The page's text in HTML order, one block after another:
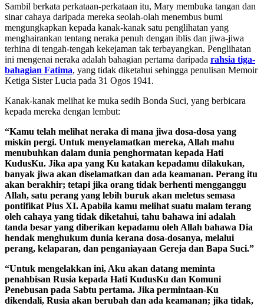
Sambil berkata perkataan-perkataan itu, Mary membuka tangan dan
sinar cahaya daripada mereka seolah-olah menembus bumi
mengungkapkan kepada kanak-kanak satu penglihatan yang
menghairankan tentang neraka penuh dengan iblis dan jiwa-jiwa
terhina di tengah-tengah kekejaman tak terbayangkan. Penglihatan
ini mengenai neraka adalah bahagian pertama daripada rahsia tiga-
bahagian Fatima, yang tidak diketahui sehingga penulisan Memoir
Ketiga Sister Lucia pada 31 Ogos 1941.
Kanak-kanak melihat ke muka sedih Bonda Suci, yang berbicara
kepada mereka dengan lembut:
“Kamu telah melihat neraka di mana jiwa dosa-dosa yang
miskin pergi. Untuk menyelamatkan mereka, Allah mahu
menubuhkan dalam dunia penghormatan kepada Hati
KudusKu. Jika apa yang Ku katakan kepadamu dilakukan,
banyak jiwa akan diselamatkan dan ada keamanan. Perang itu
akan berakhir; tetapi jika orang tidak berhenti mengganggu
Allah, satu perang yang lebih buruk akan meletus semasa
pontifikat Pius XI. Apabila kamu melihat suatu malam terang
oleh cahaya yang tidak diketahui, tahu bahawa ini adalah
tanda besar yang diberikan kepadamu oleh Allah bahawa Dia
hendak menghukum dunia kerana dosa-dosanya, melalui
perang, kelaparan, dan penganiayaan Gereja dan Bapa Suci.”
“Untuk mengelakkan ini, Aku akan datang meminta
penahbisan Rusia kepada Hati KudusKu dan Komuni
Penebusan pada Sabtu pertama. Jika permintaan-Ku
dikendali, Rusia akan berubah dan ada keamanan; jika tidak,